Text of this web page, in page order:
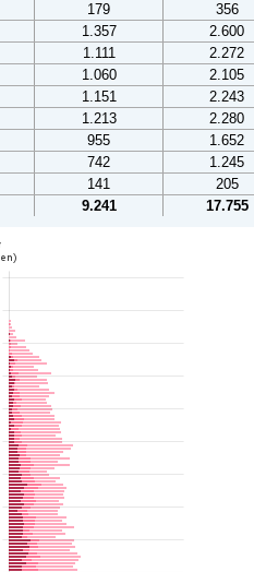
179
356
1.357
2.600
1.111
2.272
1.060
2.105
1.151
2.243
1.213
2.280
955
1.652
742
1.245
141
205
9.241 17.755